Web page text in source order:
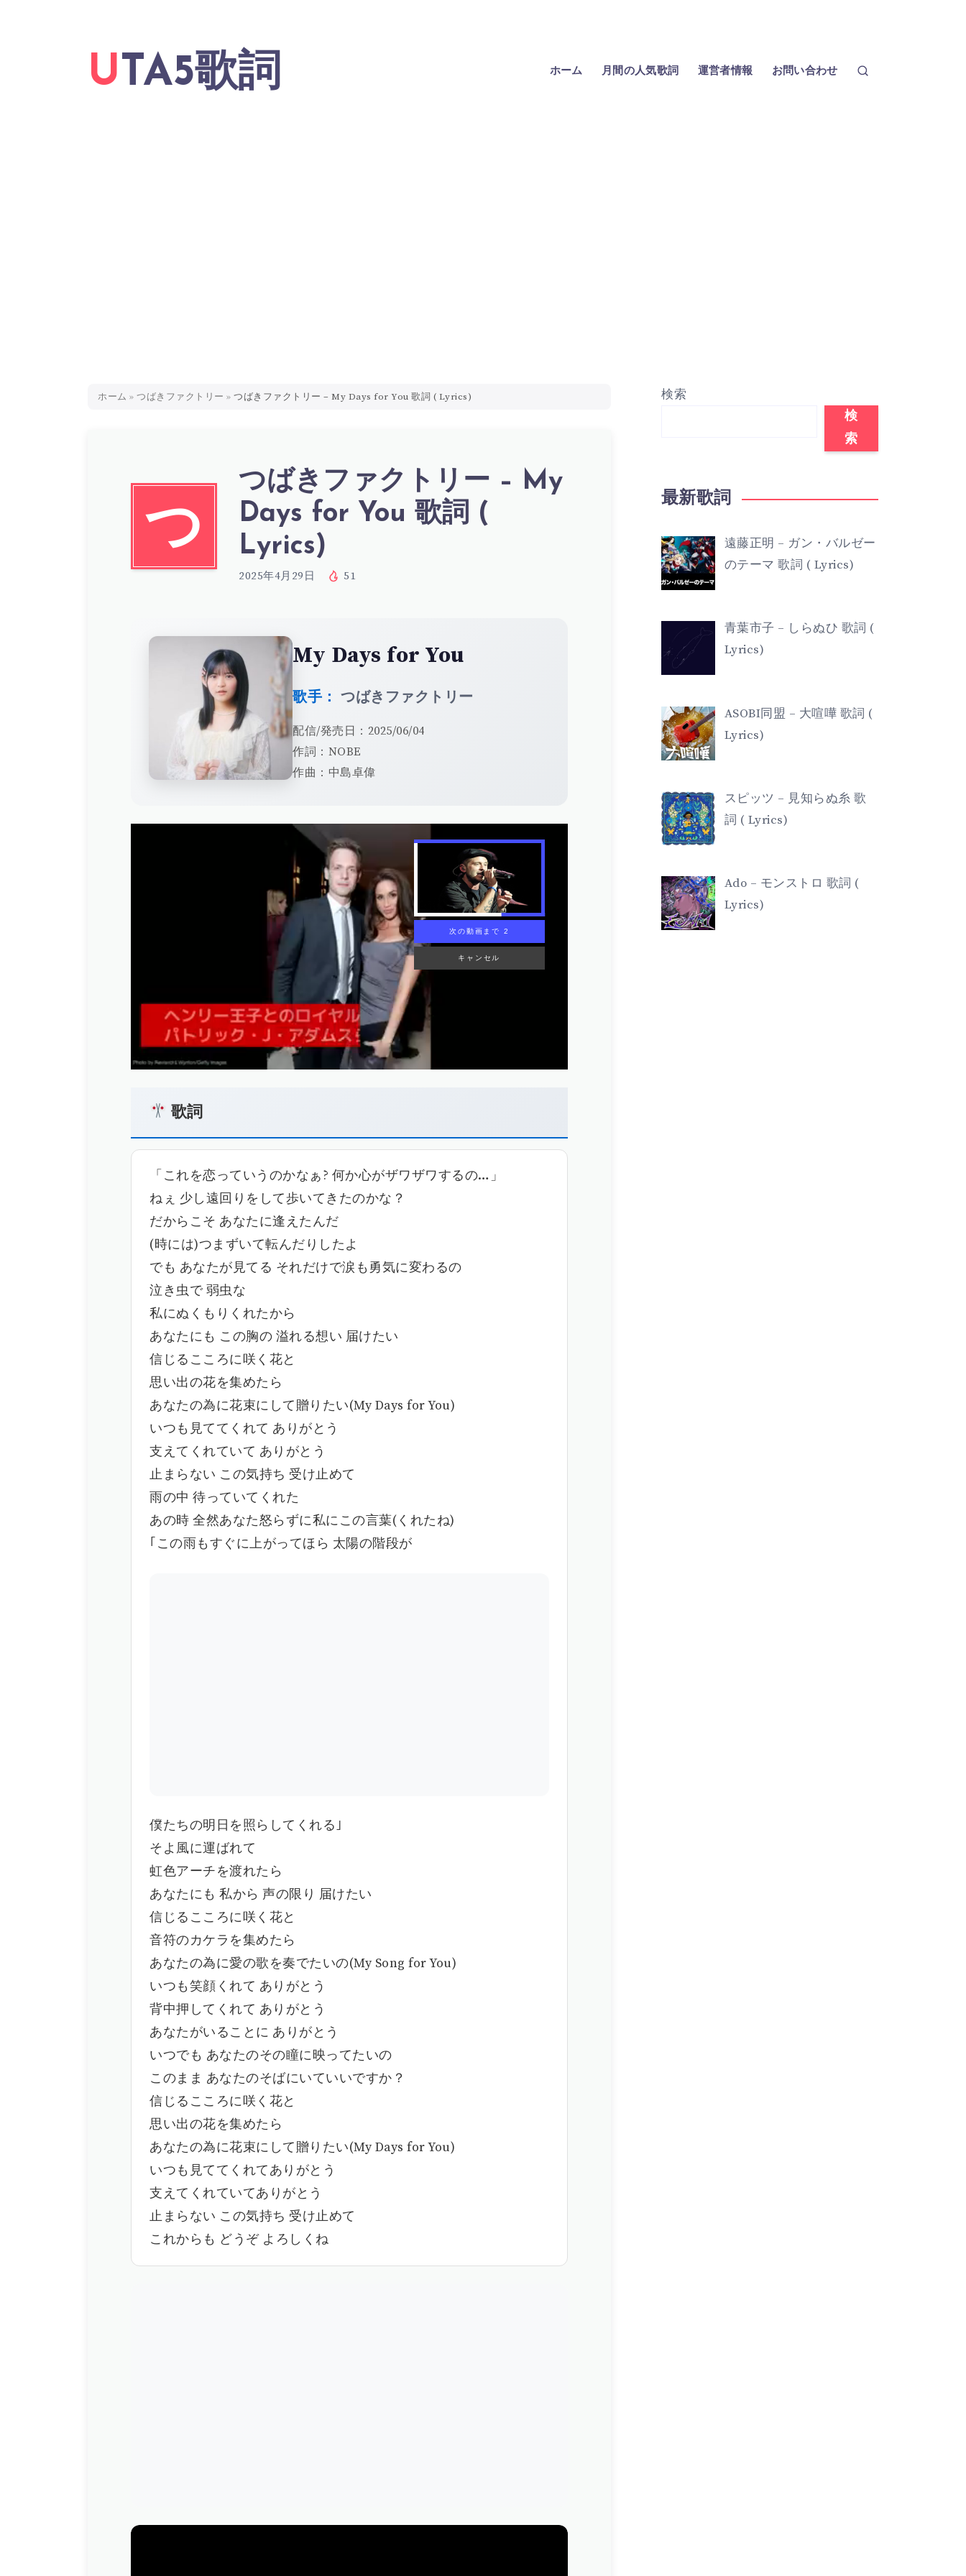
UTA5歌詞 ホーム 月間の人気歌詞 運営者情報 お問い合わせ
ホーム » つばきファクトリー » つばきファクトリー – My Days for You 歌詞 ( Lyrics)
つ
つばきファクトリー – My
Days for You 歌詞 (
Lyrics)
2025年4月29日 51
My Days for You
歌手： つばきファクトリー
配信/発売日：2025/06/04
作詞：NOBE
作曲：中島卓偉
次の動画まで 1
キャンセル
歌詞
「これを恋っていうのかなぁ? 何か心がザワザワするの…」
ねぇ 少し遠回りをして歩いてきたのかな？
だからこそ あなたに逢えたんだ
(時には)つまずいて転んだりしたよ
でも あなたが見てる それだけで涙も勇気に変わるの
泣き虫で 弱虫な
私にぬくもりくれたから
あなたにも この胸の 溢れる想い 届けたい
信じるこころに咲く花と
思い出の花を集めたら
あなたの為に花束にして贈りたい(My Days for You)
いつも見ててくれて ありがとう
支えてくれていて ありがとう
止まらない この気持ち 受け止めて
雨の中 待っていてくれた
あの時 全然あなた怒らずに私にこの言葉(くれたね)
｢この雨もすぐに上がってほら 太陽の階段が
僕たちの明日を照らしてくれる｣
そよ風に運ばれて
虹色アーチを渡れたら
あなたにも 私から 声の限り 届けたい
信じるこころに咲く花と
音符のカケラを集めたら
あなたの為に愛の歌を奏でたいの(My Song for You)
いつも笑顔くれて ありがとう
背中押してくれて ありがとう
あなたがいることに ありがとう
いつでも あなたのその瞳に映ってたいの
このまま あなたのそばにいていいですか？
信じるこころに咲く花と
思い出の花を集めたら
あなたの為に花束にして贈りたい(My Days for You)
いつも見ててくれてありがとう
支えてくれていてありがとう
止まらない この気持ち 受け止めて
これからも どうぞ よろしくね
検索
検
索
最新歌詞
遠藤正明 – ガン・バルゼー
のテーマ 歌詞 ( Lyrics)
青葉市子 – しらぬひ 歌詞 (
Lyrics)
ASOBI同盟 – 大喧嘩 歌詞 (
Lyrics)
スピッツ – 見知らぬ糸 歌
詞 ( Lyrics)
Ado – モンストロ 歌詞 (
Lyrics)